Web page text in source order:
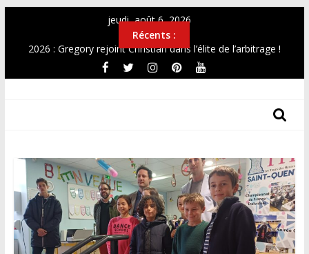
contenu
jeudi, août 6, 2026
Récents :
2026 : Gregory rejoint Christian dans l’élite de l’arbitrage !
Top12 féminin Mai 2026
Des
Hauts-
De-
France